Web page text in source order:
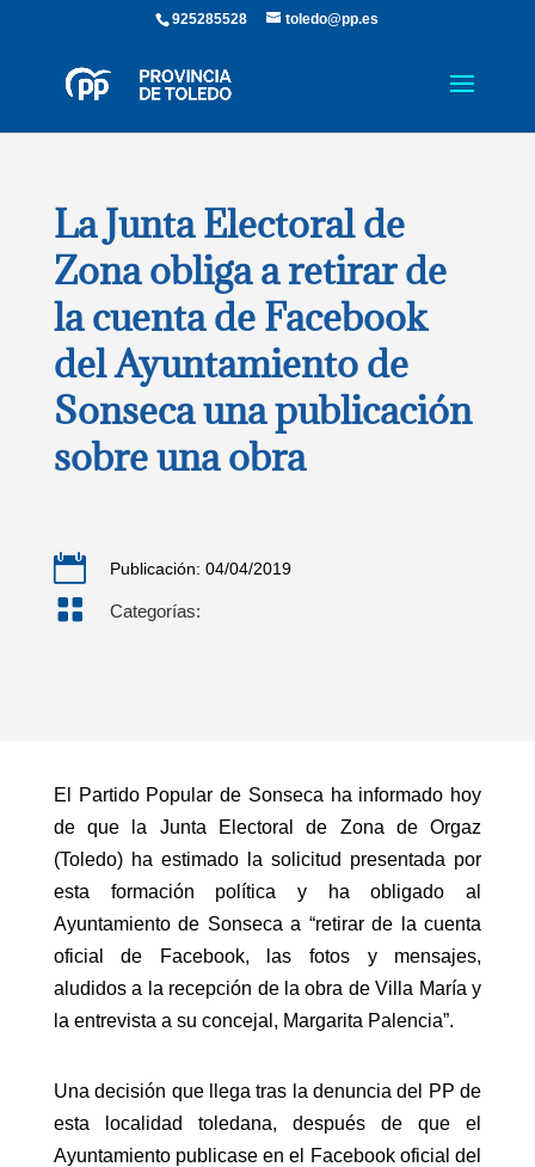
925285528 toledo@pp.es
La Junta Electoral de
Zona obliga a retirar de
la cuenta de Facebook
del Ayuntamiento de
Sonseca una publicación
sobre una obra
 Publicación: 04/04/2019
 Categorías:
El Partido Popular de Sonseca ha informado hoy
de que la Junta Electoral de Zona de Orgaz
(Toledo) ha estimado la solicitud presentada por
esta formación política y ha obligado al
Ayuntamiento de Sonseca a “retirar de la cuenta
oficial de Facebook, las fotos y mensajes,
aludidos a la recepción de la obra de Villa María y
la entrevista a su concejal, Margarita Palencia”.
Una decisión que llega tras la denuncia del PP de
esta localidad toledana, después de que el
Ayuntamiento publicase en el Facebook oficial del